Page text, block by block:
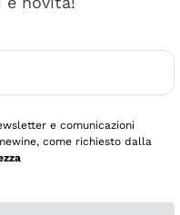
e comunicazioni
come richiesto dalla